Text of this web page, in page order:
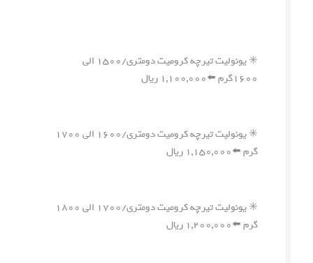
✳️ یونولیت تیرچه کرومیت دومتری/۱۵۰۰ الی
۱۶۰۰گرم ⬅️۱,۱۰۰,۰۰۰ ریال
✳️ یونولیت تیرچه کرومیت دومتری/۱۶۰۰ الی ۱۷۰۰
گرم ⬅️۱,۱۵۰,۰۰۰ ریال
✳️ یونولیت تیرچه کرومیت دومتری/۱۷۰۰ الی ۱۸۰۰
گرم ⬅️۱,۲۰۰,۰۰۰ ریال